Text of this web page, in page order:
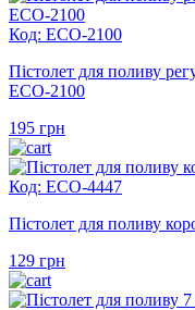
Код: ECO-2100
Пістолет для поливу
ECO-2100
195 грн
Код: ECO-4447
Пістолет для поливу
129 грн